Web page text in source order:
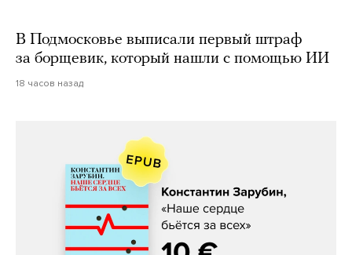
В Подмосковье выписали первый штраф
за борщевик, который нашли с помощью ИИ
18 часов назад